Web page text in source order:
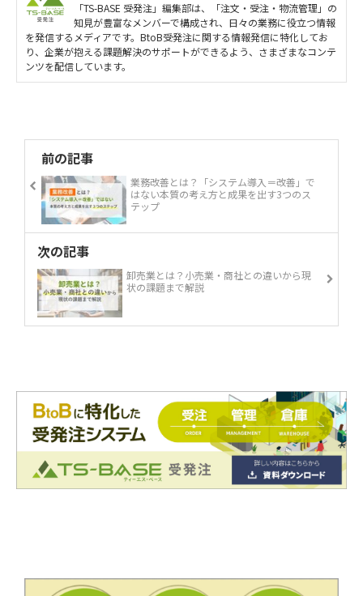
「TS-BASE 受発注」編集部は、「注文・受注・物流管理」の
知見が豊富なメンバーで構成され、日々の業務に役立つ情報
を発信するメディアです。BtoB受発注に関する情報発信に特化してお
り、企業が抱える課題解決のサポートができるよう、さまざまなコンテ
ンツを配信しています。
前の記事
業務改善とは？「システム導入＝改善」で
はない本質の考え方と成果を出す3つのス
テップ
次の記事
卸売業とは？小売業・商社との違いから現
状の課題まで解説